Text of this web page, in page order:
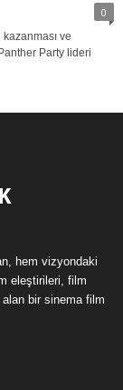
0
ve
Party lideri
hem vizyondaki
eleştirileri, film
bir sinema film